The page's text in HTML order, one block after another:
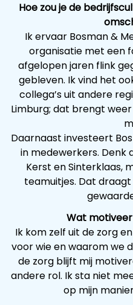
Hoe zou je de
Ik ervaar Bosman &
organisatie met een
afgelopen jaren flink
gebleven. Ik vind het
collega’s uit andere
Limburg; dat brengt
Daarnaast investeert
in medewerkers. Denk
Kerst en Sinterklaas,
teamuitjes. Dat
Wat
Ik kom zelf uit de zorg
voor wie en waarom we
de zorg blijft mij
andere rol. Ik sta niet
op mijn